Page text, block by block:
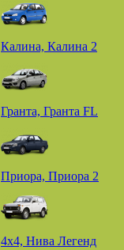
Калина, Калина 2
Гранта, Гранта FL
Приора, Приора 2
4х4, Нива Легенд